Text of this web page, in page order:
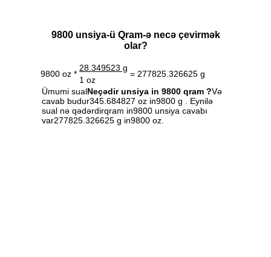
9800 unsiya-ü Qram-ə necə çevirmək
olar?
9800 oz *
28.349523 g
= 277825.326625 g
1 oz
Ümumi sualNeçədir unsiya in 9800 qram ?Və
cavab budur345.684827 oz in9800 g . Eynilə
sual nə qədərdirqram in9800 unsiya cavabı
var277825.326625 g in9800 oz.